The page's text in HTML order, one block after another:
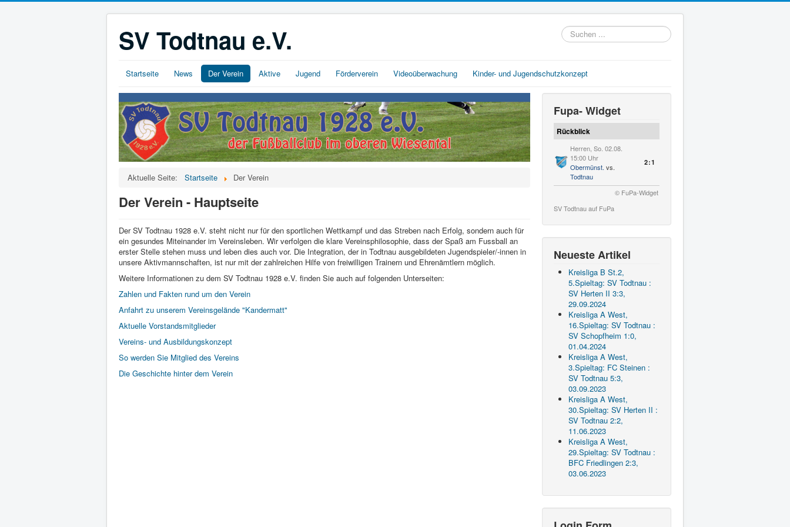
SV Todtnau e.V.
Suchen
...
Startseite News Der Verein Aktive Jugend Förderverein Videoüberwachung Kinder- und Jugendschutzkonzept
Aktuelle Seite: Startseite Der Verein
Der Verein - Hauptseite
Der SV Todtnau 1928 e.V. steht nicht nur für den sportlichen Wettkampf und das Streben nach Erfolg, sondern auch für
ein gesundes Miteinander im Vereinsleben. Wir verfolgen die klare Vereinsphilosophie, dass der Spaß am Fussball an
erster Stelle stehen muss und leben dies auch vor. Die Integration, der in Todtnau ausgebildeten Jugendspieler/-innen in
unsere Aktivmannschaften, ist nur mit der zahlreichen Hilfe von freiwilligen Trainern und Ehrenämtlern möglich.
Weitere Informationen zu dem SV Todtnau 1928 e.V. finden Sie auch auf folgenden Unterseiten:
Zahlen und Fakten rund um den Verein
Anfahrt zu unserem Vereinsgelände "Kandermatt"
Aktuelle Vorstandsmitglieder
Vereins- und Ausbildungskonzept
So werden Sie Mitglied des Vereins
Die Geschichte hinter dem Verein
Fupa- Widget
Rückblick
Herren, So. 02.08.
15:00 Uhr
Obermünst. vs.
Todtnau
2:1
© FuPa-Widget
SV Todtnau auf FuPa
Neueste Artikel
Kreisliga B St.2,
5.Spieltag: SV Todtnau :
SV Herten II 3:3,
29.09.2024
Kreisliga A West,
16.Spieltag: SV Todtnau :
SV Schopfheim 1:0,
01.04.2024
Kreisliga A West,
3.Spieltag: FC Steinen :
SV Todtnau 5:3,
03.09.2023
Kreisliga A West,
30.Spieltag: SV Herten II :
SV Todtnau 2:2,
11.06.2023
Kreisliga A West,
29.Spieltag: SV Todtnau :
BFC Friedlingen 2:3,
03.06.2023